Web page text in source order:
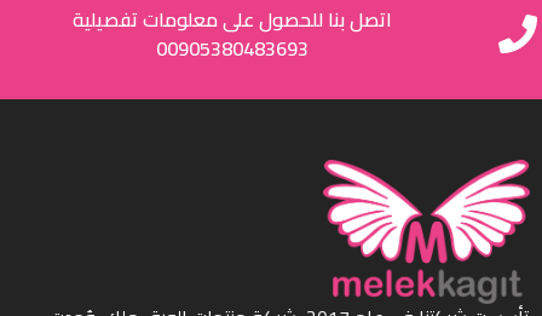
اتصل بنا للحصول على معلومات تفصيلية
00905380483693